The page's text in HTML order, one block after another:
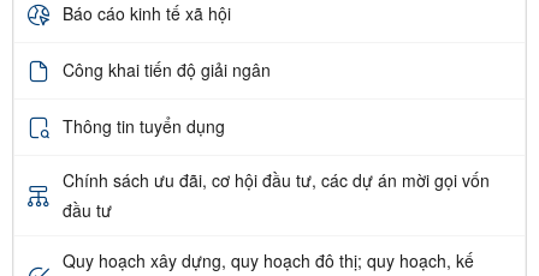
Báo cáo kinh tế xã hội
Công khai tiến độ giải ngân
Thông tin tuyển dụng
Chính sách ưu đãi, cơ hội đầu tư, các dự án mời gọi vốn
đầu tư
Quy hoạch xây dựng, quy hoạch đô thị; quy hoạch, kế